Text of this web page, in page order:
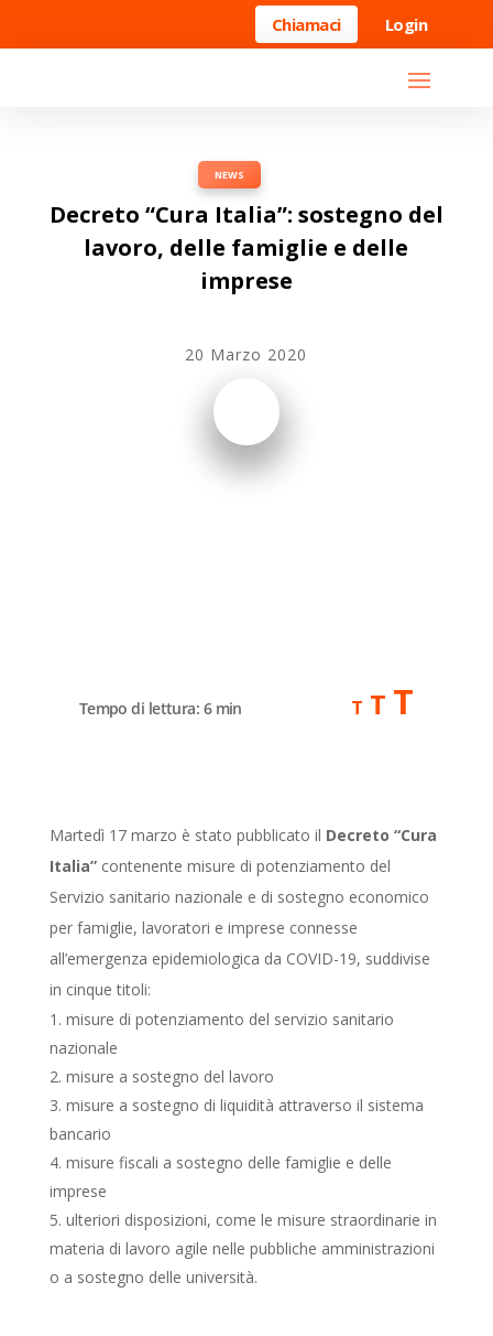
Chiamaci Login
NEWS
Decreto “Cura Italia”: sostegno del
lavoro, delle famiglie e delle
imprese
20 Marzo 2020
Tempo di lettura: 6 min T Decrease
T Reset
font
T
Martedì 17 marzo è stato pubblicato il Decreto “Cura
Italia”contenente misure di potenziamento del
Servizio sanitario nazionale e di sostegno economico
per famiglie, lavoratori e imprese connesse
all’emergenza epidemiologica da COVID-19, suddivise
in cinque titoli:
misure di potenziamento del servizio sanitario
nazionale
misure a sostegno del lavoro
misure a sostegno di liquidità attraverso il sistema
bancario
misure fiscali a sostegno delle famiglie e delle
imprese
ulteriori disposizioni, come le misure straordinarie in
materia di lavoro agile nelle pubbliche amministrazioni
o a sostegno delle università.